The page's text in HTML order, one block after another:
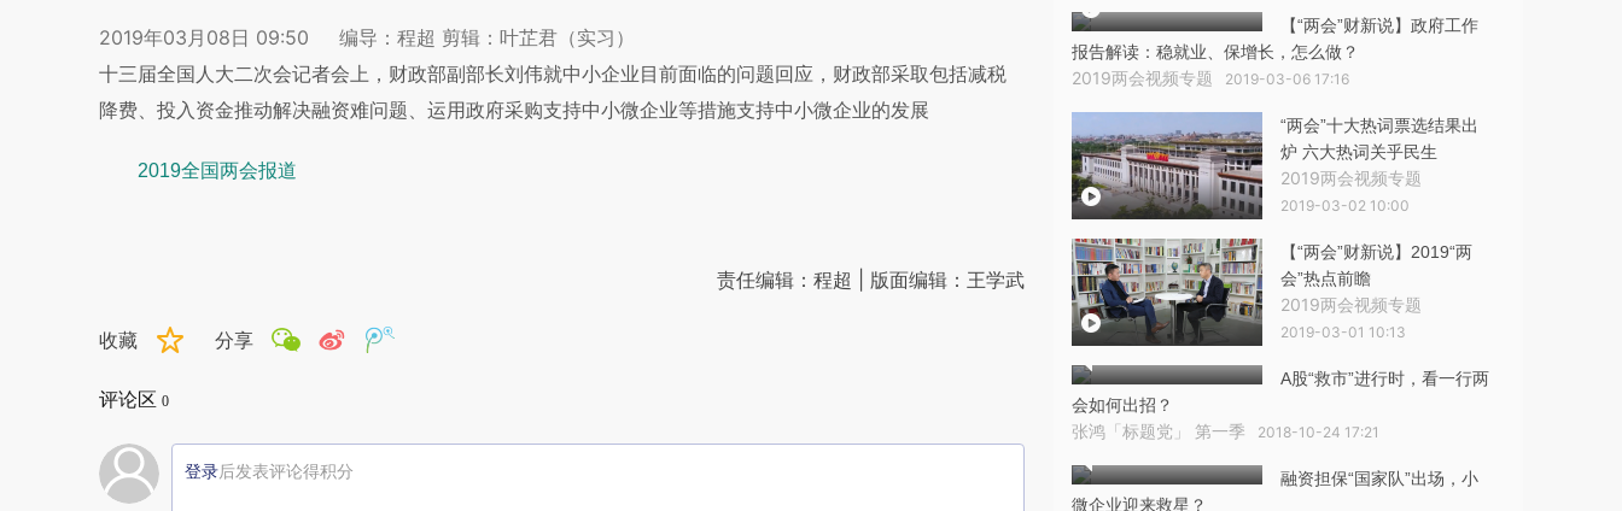
2019年03月08日 09:50
编导：程超 剪辑：叶芷君（实习）
十三届全国人大二次会记者会上，财政部副部长刘伟就中小企业目前面临的问题回应，财政部采取包括减税
降费、投入资金推动解决融资难问题、运用政府采购支持中小微企业等措施支持中小微企业的发展
2019全国两会报道
责任编辑：程超 | 版面编辑：王学武
收藏 分享
评论区 0
登录后发表评论得积分
【“两会”财新说】政府工作
报告解读：稳就业、保增长，怎么做？
2019两会视频专题 2019-03-06 17:16
“两会”十大热词票选结果出
炉 六大热词关乎民生
2019两会视频专题
2019-03-02 10:00
【“两会”财新说】2019“两
会”热点前瞻
2019两会视频专题
2019-03-01 10:13
A股“救市”进行时，看一行两
会如何出招？
张鸿「标题党」 第一季 2018-10-24 17:21
融资担保“国家队”出场，小
微企业迎来救星？